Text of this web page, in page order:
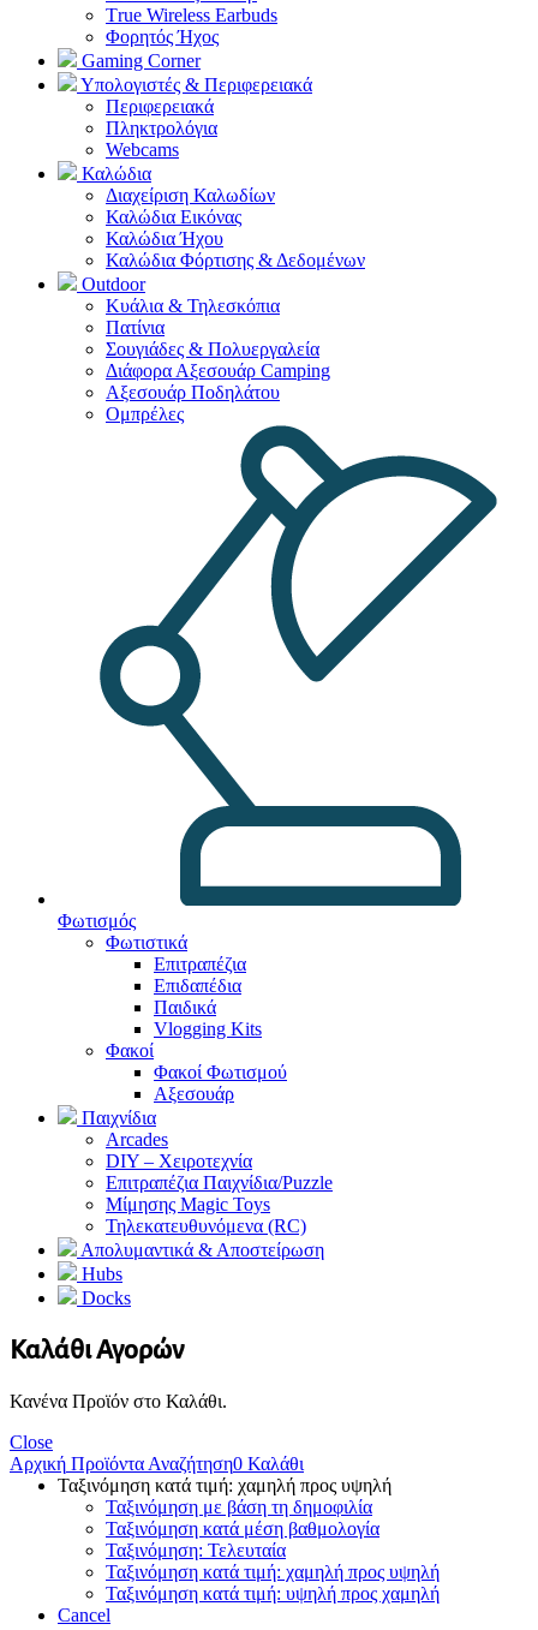
Τrue Wireless Earbuds
Φορητός Ήχος
Gaming Corner
Υπολογιστές & Περιφερειακά
Περιφερειακά
Πληκτρολόγια
Webcams
Καλώδια
Διαχείριση Καλωδίων
Καλώδια Εικόνας
Καλώδια Ήχου
Καλώδια Φόρτισης & Δεδομένων
Outdoor
Κυάλια & Τηλεσκόπια
Πατίνια
Σουγιάδες & Πολυεργαλεία
Διάφορα Αξεσουάρ Camping
Αξεσουάρ Ποδηλάτου
Ομπρέλες
Φωτισμός
Φωτιστικά
Επιτραπέζια
Επιδαπέδια
Παιδικά
Vlogging Kits
Φακοί
Φακοί Φωτισμού
Αξεσουάρ
Παιχνίδια
Arcades
DIY – Χειροτεχνία
Επιτραπέζια Παιχνίδια/Puzzle
Μίμησης Magic Toys
Τηλεκατευθυνόμενα (RC)
Απολυμαντικά & Αποστείρωση
Hubs
Docks
Καλάθι Αγορών
Κανένα Προϊόν στο Καλάθι.
Close
Αρχική ΠροϊόνταΑναζήτηση0 Καλάθι
Ταξινόμηση κατά τιμή: χαμηλή προς υψηλή
Ταξινόμηση με βάση τη δημοφιλία
Ταξινόμηση κατά μέση βαθμολογία
Ταξινόμηση: Τελευταία
Ταξινόμηση κατά τιμή: χαμηλή προς υψηλή
Ταξινόμηση κατά τιμή: υψηλή προς χαμηλή
Cancel